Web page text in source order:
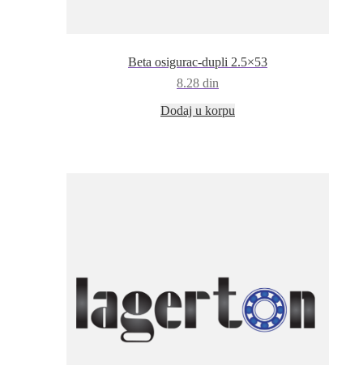
Beta osigurac-dupli 2.5×53
8.28 din
Dodaj u korpu